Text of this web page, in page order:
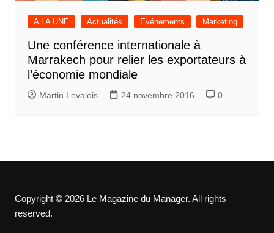
A LA UNE Actualités Evénements Marketing
Une conférence internationale à
Marrakech pour relier les exportateurs à
l’économie mondiale
Martin Levalois 24 novembre 2016 0
Copyright © 2026 Le Magazine du Manager. All rights
reserved.